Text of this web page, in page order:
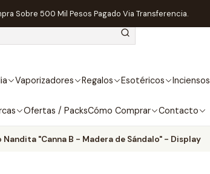
Vaporizadores Regalos Esotéricos Inciensos
Ofertas / PacksCómo Comprar Contacto
Sobre 500 Mil Pesos Pagado Via Transferencia.
Nandita "Canna B - Madera de Sándalo" - Display